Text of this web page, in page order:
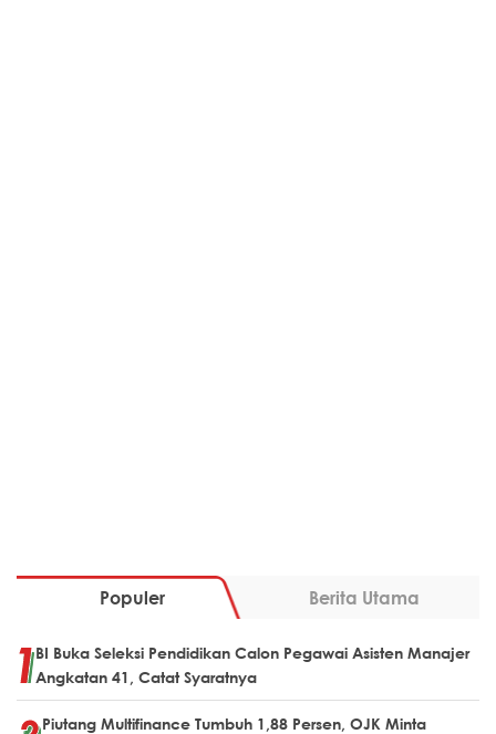
Populer Berita Utama
BI Buka Seleksi Pendidikan Calon Pegawai Asisten Manajer
Angkatan 41, Catat Syaratnya
Piutang Multifinance Tumbuh 1,88 Persen, OJK Minta